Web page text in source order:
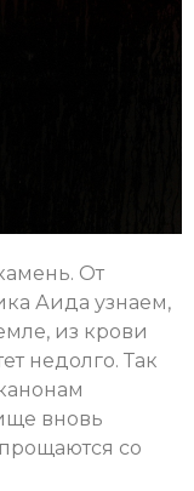
От
Аида узнаем,
из крови
недолго. Так
вновь
со